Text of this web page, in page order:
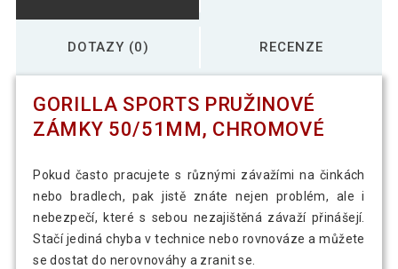
DOTAZY (0) RECENZE
GORILLA SPORTS PRUŽINOVÉ
ZÁMKY 50/51MM, CHROMOVÉ
Pokud často pracujete s různými závažími na činkách
nebo bradlech, pak jistě znáte nejen problém, ale i
nebezpečí, které s sebou nezajištěná závaží přinášejí.
Stačí jediná chyba v technice nebo rovnováze a můžete
se dostat do nerovnováhy a zranit se.